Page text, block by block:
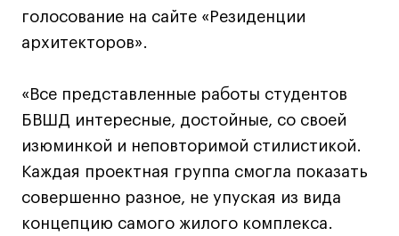
Лицензии и аккредитации
Ресурсы
Партнеры
Связи с индустрией
Вакансии
Контакты
голосование на сайте «Резиденции
архитекторов».
«Все представленные работы студентов
БВШД интересные, достойные, со своей
изюминкой и неповторимой стилистикой.
Каждая проектная группа смогла показать
совершенно разное, не упуская из вида
концепцию самого жилого комплекса.